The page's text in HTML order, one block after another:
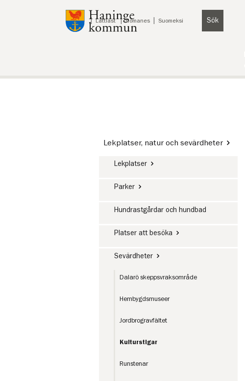
Till innehåll på sidan
Lyssna Lättläst Romanes Suomeksi Sök
Lekplatser, natur och sevärdheter
Lekplatser
Parker
Hundrastgårdar och hundbad
Platser att besöka
Sevärdheter
Dalarö skeppsvraksområde
Hembygdsmuseer
Jordbrogravfältet
Kulturstigar
Runstenar